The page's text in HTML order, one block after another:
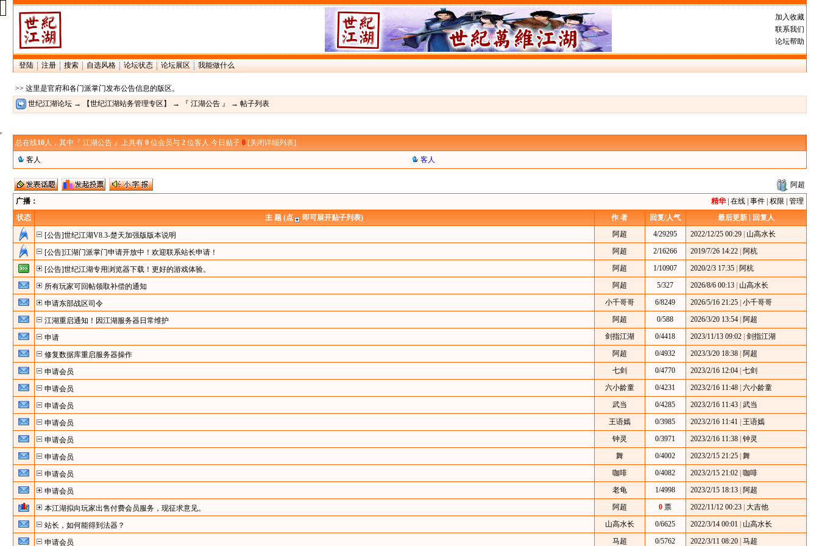
加入收藏
联系我们
论坛帮助
登陆 注册 搜索 自选风格 论坛状态 论坛展区 我能做什么
>> 这里是官府和各门派掌门发布公告信息的版区。
世纪江湖论坛→ 【世纪江湖站务管理专区】 → 『 江湖公告 』 → 帖子列表
总在线10人，其中『 江湖公告 』上共有0位会员与2位客人.今日贴子0[关闭详细列表]
客人
客人
阿超
广播：
精华| 在线| 事件| 权限
管理
状态
主 题 (点 即可展开贴子列表) 作 者 回复/人气 最后更新 | 回复人
[公告]世纪江湖V8.3-楚天加强版版本说明 阿超 4/29295 2022/12/25 00:29 山高水长
[公告]江湖门派掌门申请开放中！欢迎联系站长申请！ 阿超 2/16266 2019/7/26 14:22 阿杭
[公告]世纪江湖专用浏览器下载！更好的游戏体验。 阿超 1/10907 2020/2/3 17:35 阿杭
所有玩家可回帖领取补偿的通知 阿超 5/327 2026/8/6 00:13 山高水长
申请东部战区司令 小千哥哥 6/8249 2026/5/16 21:25 小千哥哥
江湖重启通知！因江湖服务器日常维护 阿超 0/588 2026/3/20 13:54 阿超
申请 剑指江湖 0/4418 2023/11/13 09:02 剑指江湖
修复数据库重启服务器操作 阿超 0/4932 2023/3/20 18:38 阿超
申请会员 七剑 0/4770 2023/2/16 12:04 七剑
申请会员 六小龄童 0/4231 2023/2/16 11:48 六小龄童
申请会员 武当 0/4285 2023/2/16 11:43 武当
申请会员 王语嫣 0/3985 2023/2/16 11:41 王语嫣
申请会员 钟灵 0/3971 2023/2/16 11:38 钟灵
申请会员 舞 0/4002 2023/2/15 21:25 舞
申请会员 咖啡 0/4082 2023/2/15 21:02 咖啡
申请会员 老龟 1/4998 2023/2/15 18:13 阿超
本江湖拟向玩家出售付费会员服务，现征求意见。 阿超 0 票 2022/11/12 00:23 大吉他
站长，如何能得到法器？ 山高水长 0/6625 2022/3/14 00:01 山高水长
申请会员 马超 0/5762 2022/3/11 08:20 马超